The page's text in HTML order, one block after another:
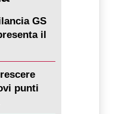
GS
il
punti